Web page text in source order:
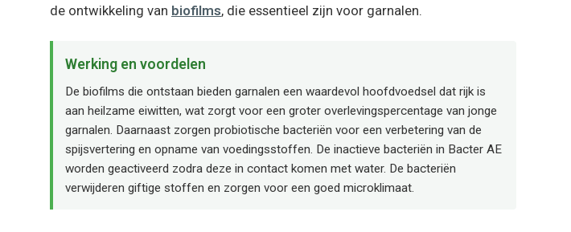
de ontwikkeling van biofilms, die essentieel zijn voor garnalen.
Werking en voordelen
De biofilms die ontstaan bieden garnalen een waardevol hoofdvoedsel dat rijk is
aan heilzame eiwitten, wat zorgt voor een groter overlevingspercentage van jonge
garnalen. Daarnaast zorgen probiotische bacteriën voor een verbetering van de
spijsvertering en opname van voedingsstoffen. De inactieve bacteriën in Bacter AE
worden geactiveerd zodra deze in contact komen met water. De bacteriën
verwijderen giftige stoffen en zorgen voor een goed microklimaat.